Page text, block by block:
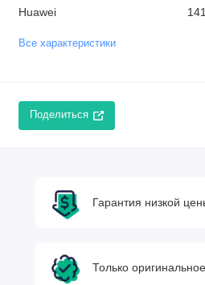
Huawei
Все характеристики
Поделиться
Гарантия низкой
Только